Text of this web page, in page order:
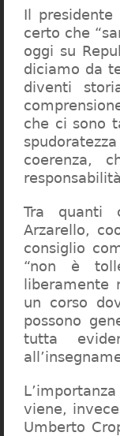
Il
certo che
oggi su
diciamo da
diventi
che ci sono
coerenza,
Tra quanti
Arzarello,
consiglio
“non è
un corso
possono
tutta
viene,
Umberto